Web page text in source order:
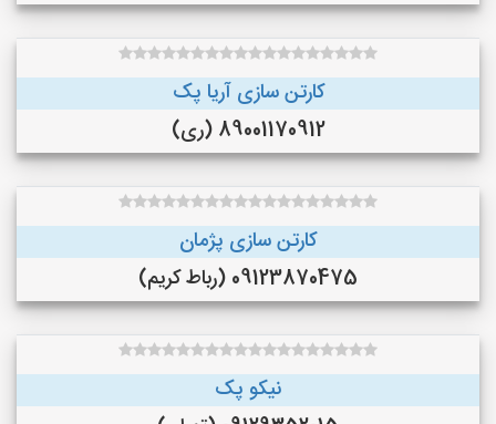
کارتن سازی آریا پک
89001170912 (ری)
کارتن سازی پژمان
09123870475 (رباط کریم)
نیکو پک